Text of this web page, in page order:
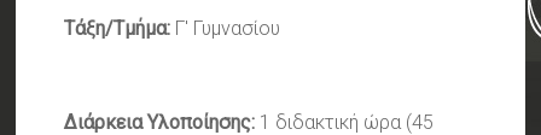
Τάξη/Τμήμα: Γ' Γυμνασίου
Διάρκεια Υλοποίησης: 1 διδακτική ώρα (45